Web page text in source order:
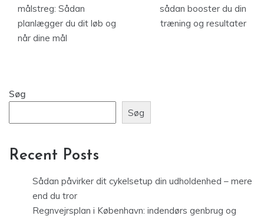
målstreg: Sådan
planlægger du dit løb og
når dine mål
sådan booster du din
træning og resultater
Søg
Søg
Recent Posts
Sådan påvirker dit cykelsetup din udholdenhed – mere
end du tror
Regnvejrsplan i København: indendørs genbrug og